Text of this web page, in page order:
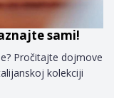
sami!
Pročitajte dojmove
kolekciji